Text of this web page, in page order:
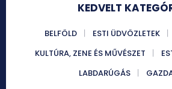
KEDVELT
BELFÖLD ESTI ÜDVÖZLETEK
KULTÚRA, ZENE ÉS MŰVÉSZET
LABDARÚGÁS